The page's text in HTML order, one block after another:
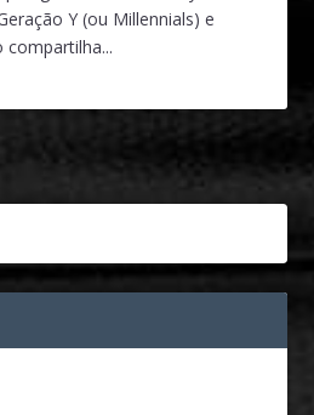
Y (ou Millennials) e
compartilha...